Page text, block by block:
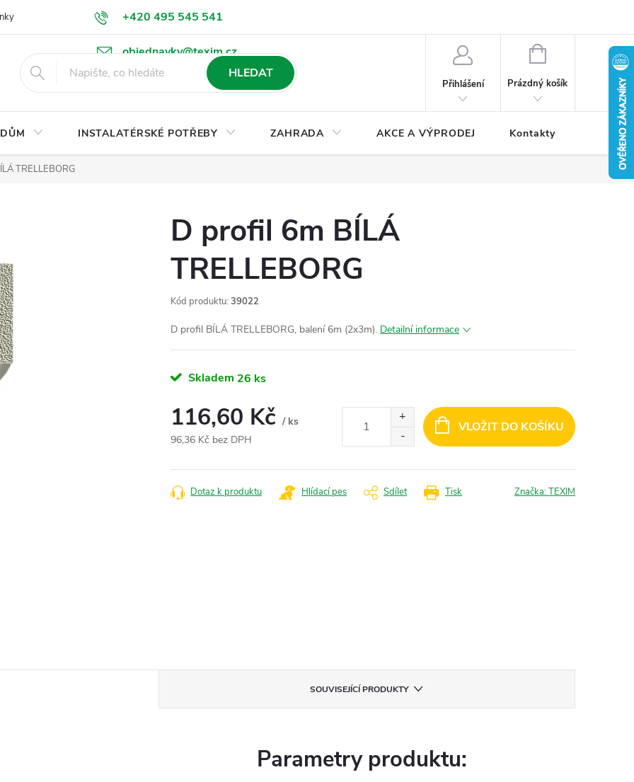
+420 495 545 541
objednavky@texim.cz
Podmínky ochrany osobních údajů Ke stažení
HLEDAT
Přihlášení
NÁKUPNÍ
Prázdný košík
DŮM INSTALATÉRSKÉ POTŘEBY ZAHRADA AKCE A VÝPRODEJ Kontakty
TRELLEBORG
D profil 6m BÍLÁ
TRELLEBORG
Kód produktu: 39022
D profil BÍLÁ TRELLEBORG, balení 6m (2x3m). Detailní informace
Skladem 26 ks
116,60 Kč / ks
96,36 Kč bez DPH
cena:
VLOŽIT DO KOŠÍKU
Tisk
Dotaz k produktu Hlídací pes Sdílet Značka:TEXIM
SOUVISEJÍCÍ PRODUKTY
Parametry produktu: